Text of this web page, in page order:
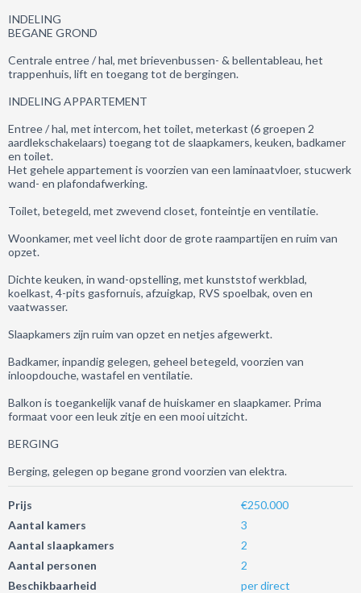
INDELING
BEGANE GROND
Centrale entree / hal, met brievenbussen- & bellentableau, het
trappenhuis, lift en toegang tot de bergingen.
INDELING APPARTEMENT
Entree / hal, met intercom, het toilet, meterkast (6 groepen 2
aardlekschakelaars) toegang tot de slaapkamers, keuken, badkamer
en toilet.
Het gehele appartement is voorzien van een laminaatvloer, stucwerk
wand- en plafondafwerking.
Toilet, betegeld, met zwevend closet, fonteintje en ventilatie.
Woonkamer, met veel licht door de grote raampartijen en ruim van
opzet.
Dichte keuken, in wand-opstelling, met kunststof werkblad,
koelkast, 4-pits gasfornuis, afzuigkap, RVS spoelbak, oven en
vaatwasser.
Slaapkamers zijn ruim van opzet en netjes afgewerkt.
Badkamer, inpandig gelegen, geheel betegeld, voorzien van
inloopdouche, wastafel en ventilatie.
Balkon is toegankelijk vanaf de huiskamer en slaapkamer. Prima
formaat voor een leuk zitje en een mooi uitzicht.
BERGING
Berging, gelegen op begane grond voorzien van elektra.
Prijs
€250.000
Aantal kamers
3
Aantal slaapkamers
2
Aantal personen
2
Beschikbaarheid
per direct